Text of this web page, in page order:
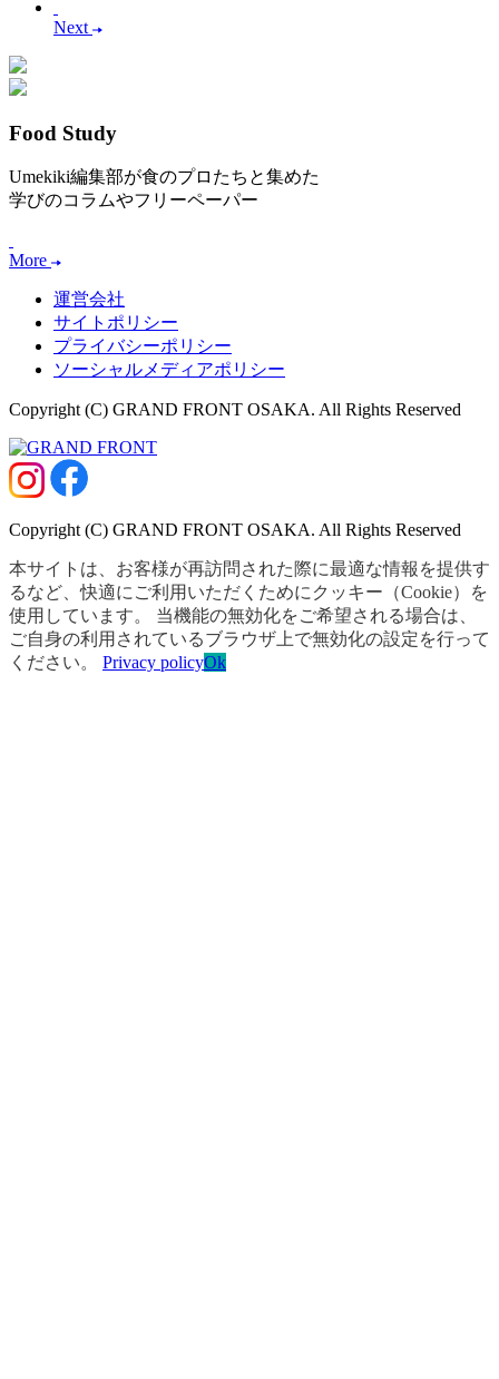
Next
Food Study
Umekiki編集部が食のプロたちと集めた
学びのコラムやフリーペーパー
More
運営会社
サイトポリシー
プライバシーポリシー
ソーシャルメディアポリシー
Copyright (C) GRAND FRONT OSAKA. All Rights Reserved
Copyright (C) GRAND FRONT OSAKA. All Rights Reserved
本サイトは、お客様が再訪問された際に最適な情報を提供す
るなど、快適にご利用いただくためにクッキー（Cookie）を
使用しています。 当機能の無効化をご希望される場合は、
ご自身の利用されているブラウザ上で無効化の設定を行って
ください。 Privacy policyOk